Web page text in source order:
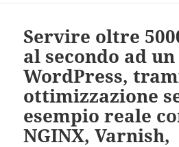
Servire oltre
al secondo ad
WordPress,
ottimizzazione
esempio reale
NGINX, Varnish,